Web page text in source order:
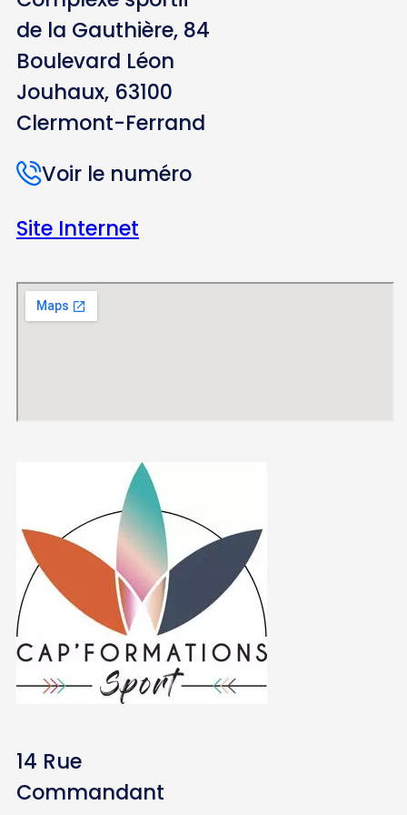
de la Gauthière, 84
Boulevard Léon
Jouhaux, 63100
Clermont-Ferrand
Voir le numéro
Site Internet
14 Rue
Commandant